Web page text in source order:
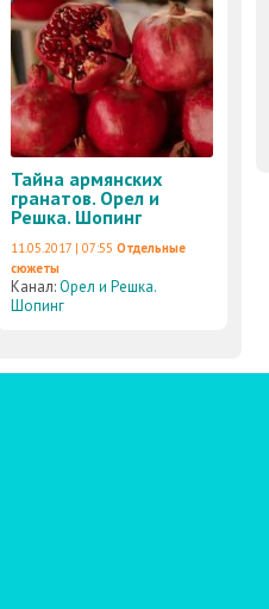
Тайна армянских
гранатов. Орел и
Решка. Шопинг
11.05.2017 | 07:55 Отдельные
сюжеты
Канал:Орел и Решка.
Шопинг